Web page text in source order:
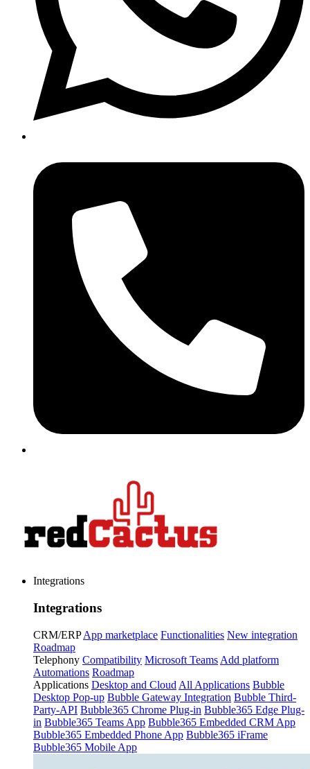
Integrations
Integrations
CRM/ERP App marketplace Functionalities New integration
Roadmap
Telephony Compatibility Microsoft Teams Add platform
Automations Roadmap
Applications Desktop and Cloud All Applications Bubble
Desktop Pop-up Bubble Gateway Integration Bubble Third-
Party-API Bubble365 Chrome Plug-in Bubble365 Edge Plug-
in Bubble365 Teams App Bubble365 Embedded CRM App
Bubble365 Embedded Phone App Bubble365 iFrame
Bubble365 Mobile App